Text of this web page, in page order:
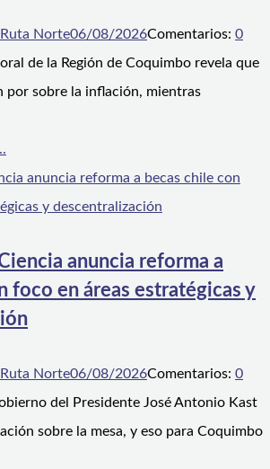
Ruta Norte06/08/2026Comentarios: 0
de la Región de Coquimbo revela que
por sobre la inflación, mientras
anuncia reforma a
foco en áreas estratégicas y
Ruta Norte06/08/2026Comentarios: 0
del Presidente José Antonio Kast
sobre la mesa, y eso para Coquimbo